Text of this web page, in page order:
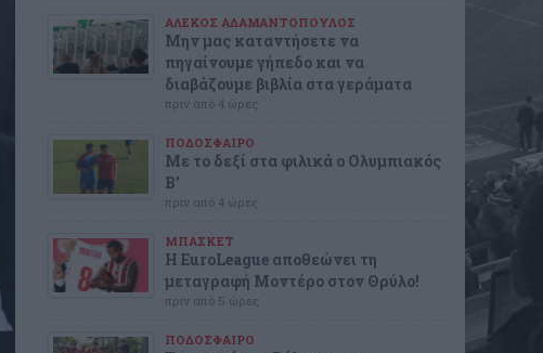
ΑΛΕΚΟΣ ΑΔΑΜΑΝΤΟΠΟΥΛΟΣ
Μην μας καταντήσετε να
πηγαίνουμε γήπεδο και να
διαβάζουμε βιβλία στα γεράματα
πριν από 4 ώρες
ΠΟΔΟΣΦΑΙΡΟ
Με το δεξί στα φιλικά ο Ολυμπιακός
Β’
πριν από 4 ώρες
ΜΠΑΣΚΕΤ
Η EuroLeague αποθεώνει τη
μεταγραφή Μοντέρο στον Θρύλο!
πριν από 5 ώρες
ΠΟΔΟΣΦΑΙΡΟ